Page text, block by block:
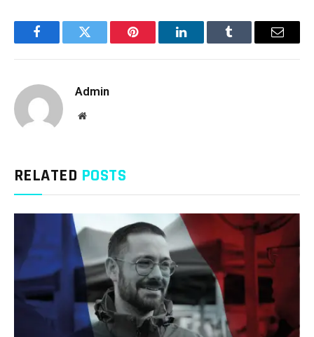
FacebookTwitter Pinterest LinkedInTumblr Email
Admin
Website
RELATED POSTS